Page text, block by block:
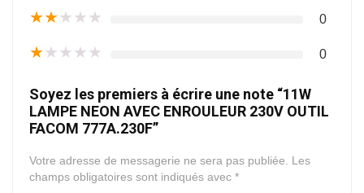
★★★★★ 0
★★★★★ 0
Soyez les premiers à écrire une note “11W
LAMPE NEON AVEC ENROULEUR 230V OUTIL
FACOM 777A.230F”
Votre adresse de messagerie ne sera pas publiée.
Les
champs obligatoires sont indiqués avec *